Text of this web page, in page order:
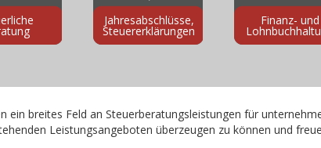
Jahresabschlüsse,
Steuererklärungen
Finanz- und
ein breites Feld an Steuerberatungsleistungen für
Leistungsangeboten überzeugen zu können und